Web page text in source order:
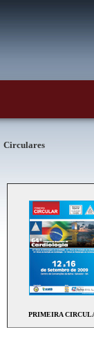
Circulares
PRIMEIRA